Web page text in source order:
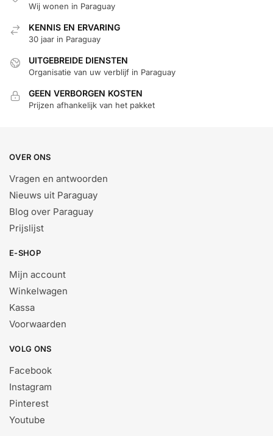
Wij wonen in Paraguay
KENNIS EN ERVARING
30 jaar in Paraguay
UITGEBREIDE DIENSTEN
Organisatie van uw verblijf in Paraguay
GEEN VERBORGEN KOSTEN
Prijzen afhankelijk van het pakket
OVER ONS
Vragen en antwoorden
Nieuws uit Paraguay
Blog over Paraguay
Prijslijst
E-SHOP
Mijn account
Winkelwagen
Kassa
Voorwaarden
VOLG ONS
Facebook
Instagram
Pinterest
Youtube